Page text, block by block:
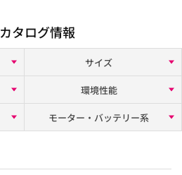
カタログ情報
サイズ
環境性能
モーター・バッテリー系